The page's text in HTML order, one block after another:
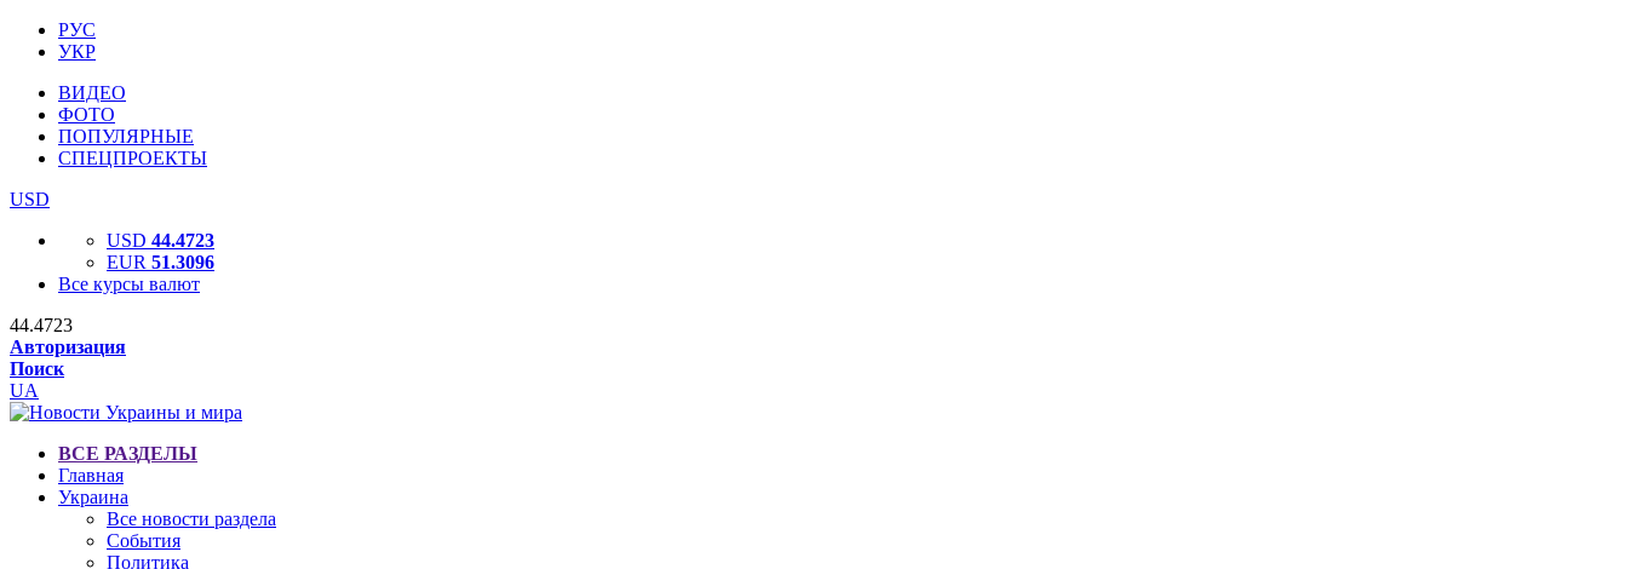
РУС
УКР
ВИДЕО
ФОТО
ПОПУЛЯРНЫЕ
СПЕЦПРОЕКТЫ
USD
USD 44.4723
EUR 51.3096
Все курсы валют
44.4723
Авторизация
Поиск
UA
ВСЕ РАЗДЕЛЫ
Главная
Украина
Все новости раздела
События
Политика